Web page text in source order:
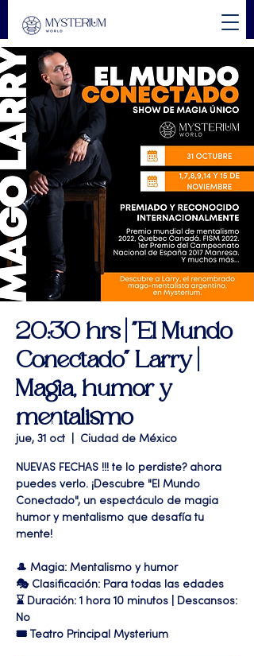
20:30 hrs | "El Mundo
Conectado" Larry |
Magia, humor y
mentalismo
jue, 31 oct Ciudad de México
NUEVAS FECHAS !!! te lo perdiste? ahora
puedes verlo. ¡Descubre "El Mundo
Conectado", un espectáculo de magia
humor y mentalismo que desafía tu
mente!
🎩 Magia: Mentalismo y humor
🎭 Clasificación: Para todas las edades
⌛ Duración: 1 hora 10 minutos | Descansos:
No
🎟 Teatro Principal Mysterium